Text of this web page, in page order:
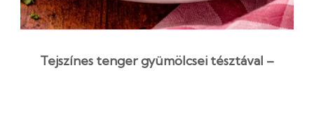
Tejszínes tenger gyümölcsei tésztával –